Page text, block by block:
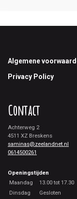
Footer
Algemene
Privacy Policy
Contact
Achterweg 2
4511 XZ Breskens
saminas@zeelandnet.nl
0614500261
Openingstijden
Maandag
13.00 tot 17.30
Dinsdag
Gesloten